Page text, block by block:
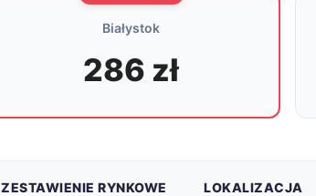
Białystok
286 zł
ZESTAWIENIE RYNKOWE LOKALIZACJA